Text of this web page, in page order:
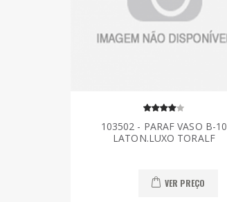
103502 - PARAF VASO B-10
LATON.LUXO TORALF
VER PREÇO